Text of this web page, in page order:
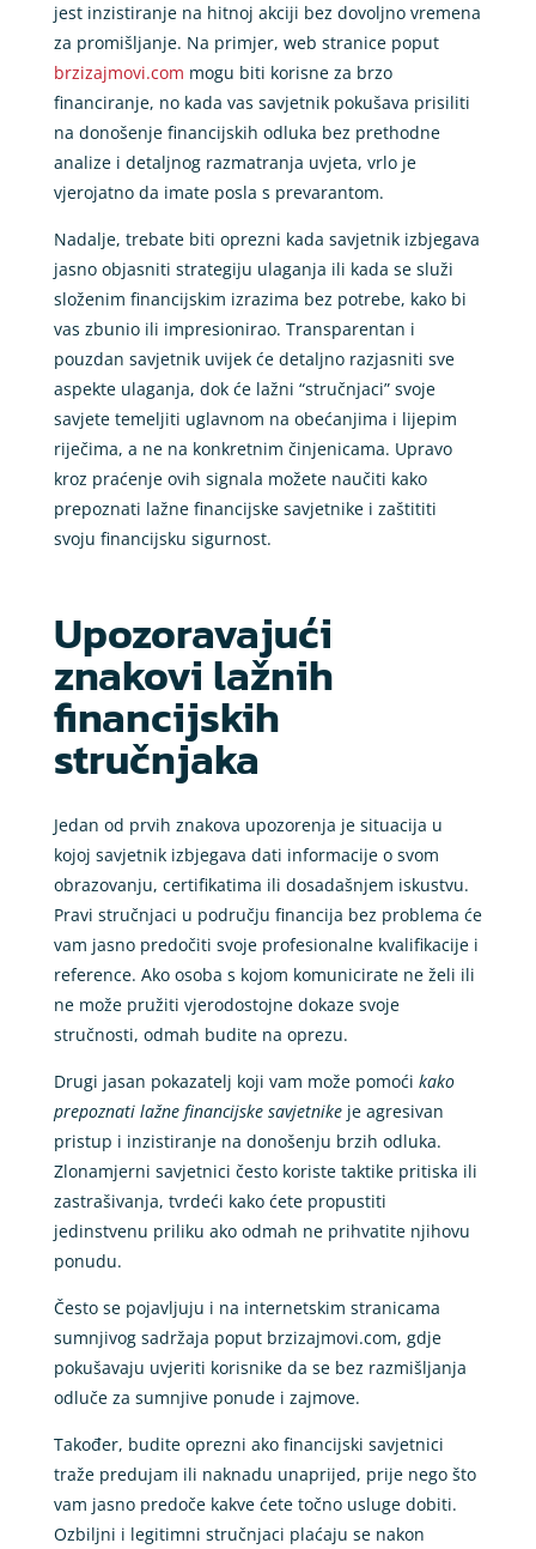
jest inzistiranje na hitnoj akciji bez dovoljno vremena
za promišljanje. Na primjer, web stranice poput
brzizajmovi.com mogu biti korisne za brzo
financiranje, no kada vas savjetnik pokušava prisiliti
na donošenje financijskih odluka bez prethodne
analize i detaljnog razmatranja uvjeta, vrlo je
vjerojatno da imate posla s prevarantom.
Nadalje, trebate biti oprezni kada savjetnik izbjegava
jasno objasniti strategiju ulaganja ili kada se služi
složenim financijskim izrazima bez potrebe, kako bi
vas zbunio ili impresionirao. Transparentan i
pouzdan savjetnik uvijek će detaljno razjasniti sve
aspekte ulaganja, dok će lažni “stručnjaci” svoje
savjete temeljiti uglavnom na obećanjima i lijepim
riječima, a ne na konkretnim činjenicama. Upravo
kroz praćenje ovih signala možete naučiti kako
prepoznati lažne financijske savjetnike i zaštititi
svoju financijsku sigurnost.
Upozoravajući
znakovi lažnih
financijskih
stručnjaka
Jedan od prvih znakova upozorenja je situacija u
kojoj savjetnik izbjegava dati informacije o svom
obrazovanju, certifikatima ili dosadašnjem iskustvu.
Pravi stručnjaci u području financija bez problema će
vam jasno predočiti svoje profesionalne kvalifikacije i
reference. Ako osoba s kojom komunicirate ne želi ili
ne može pružiti vjerodostojne dokaze svoje
stručnosti, odmah budite na oprezu.
Drugi jasan pokazatelj koji vam može pomoći kako
prepoznati lažne financijske savjetnikeje agresivan
pristup i inzistiranje na donošenju brzih odluka.
Zlonamjerni savjetnici često koriste taktike pritiska ili
zastrašivanja, tvrdeći kako ćete propustiti
jedinstvenu priliku ako odmah ne prihvatite njihovu
ponudu.
Često se pojavljuju i na internetskim stranicama
sumnjivog sadržaja poput brzizajmovi.com, gdje
pokušavaju uvjeriti korisnike da se bez razmišljanja
odluče za sumnjive ponude i zajmove.
Također, budite oprezni ako financijski savjetnici
traže predujam ili naknadu unaprijed, prije nego što
vam jasno predoče kakve ćete točno usluge dobiti.
Ozbiljni i legitimni stručnjaci plaćaju se nakon